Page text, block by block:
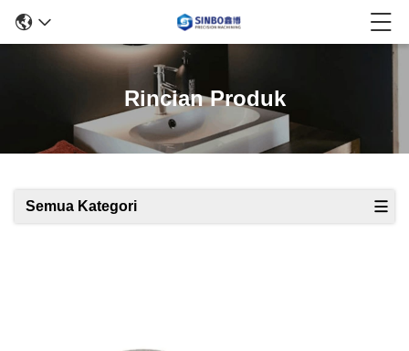
Rincian Produk
Semua Kategori